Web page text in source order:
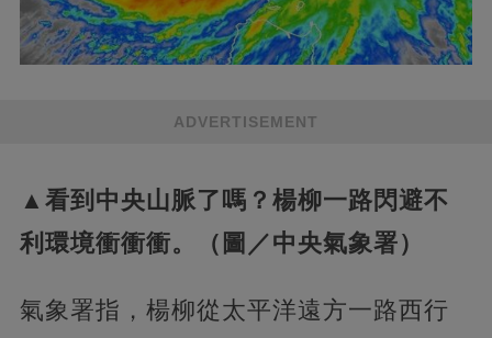
ADVERTISEMENT
▲看到中央山脈了嗎？楊柳一路閃避不
利環境衝衝衝。（圖／中央氣象署）
氣象署指，楊柳從太平洋遠方一路西行